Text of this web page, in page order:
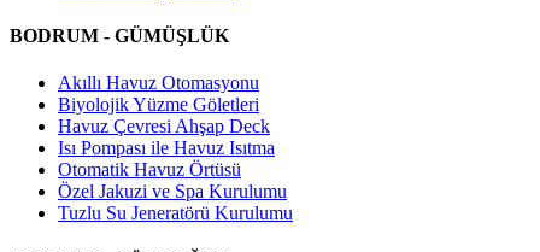
BODRUM - GÜMÜŞLÜK
Akıllı Havuz Otomasyonu
Biyolojik Yüzme Göletleri
Havuz Çevresi Ahşap Deck
Isı Pompası ile Havuz Isıtma
Otomatik Havuz Örtüsü
Özel Jakuzi ve Spa Kurulumu
Tuzlu Su Jeneratörü Kurulumu